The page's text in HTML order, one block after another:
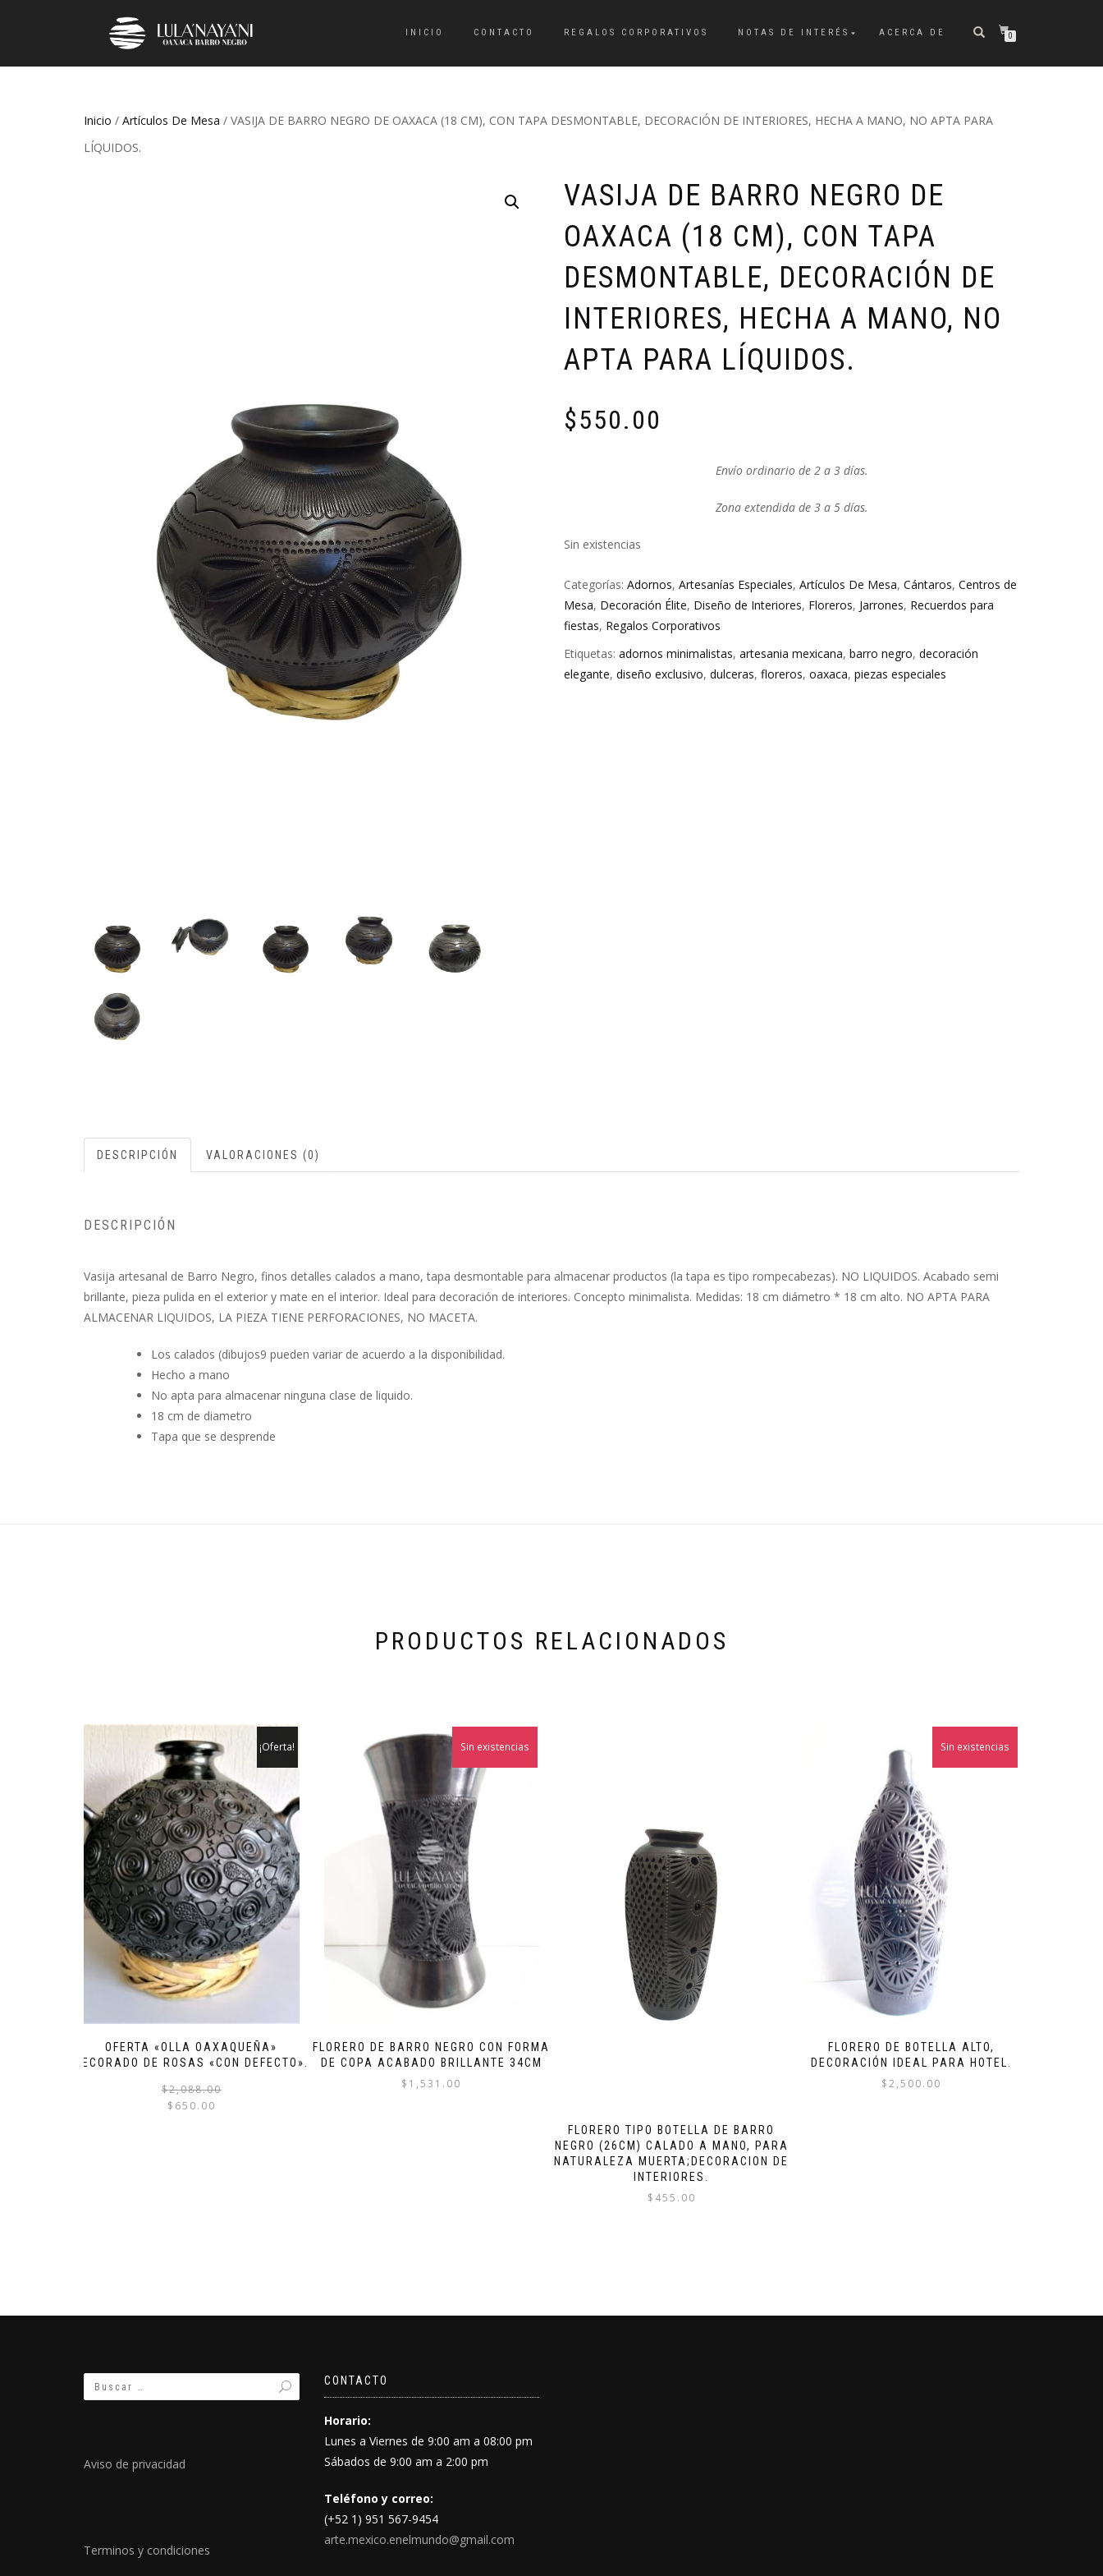
INICIO CONTACTO REGALOS CORPORATIVOS NOTAS DE INTERÉS ACERCA DE 0
Inicio / Artículos De Mesa / VASIJA DE BARRO NEGRO DE OAXACA (18 CM), CON TAPA DESMONTABLE, DECORACIÓN DE INTERIORES, HECHA A MANO, NO APTA PARA
LÍQUIDOS.
VASIJA DE BARRO NEGRO DE
OAXACA (18 CM), CON TAPA
DESMONTABLE, DECORACIÓN DE
INTERIORES, HECHA A MANO, NO
APTA PARA LÍQUIDOS.
$550.00
Envío ordinario de 2 a 3 días.
Zona extendida de 3 a 5 días.
Sin existencias
Categorías: Adornos, Artesanías Especiales, Artículos De Mesa, Cántaros, Centros de
Mesa, Decoración Élite, Diseño de Interiores, Floreros, Jarrones, Recuerdos para
fiestas, Regalos Corporativos
Etiquetas: adornos minimalistas, artesania mexicana, barro negro, decoración
elegante, diseño exclusivo, dulceras, floreros, oaxaca, piezas especiales
DESCRIPCIÓN VALORACIONES (0)
DESCRIPCIÓN
Vasija artesanal de Barro Negro, finos detalles calados a mano, tapa desmontable para almacenar productos (la tapa es tipo rompecabezas). NO LIQUIDOS. Acabado semi
brillante, pieza pulida en el exterior y mate en el interior. Ideal para decoración de interiores. Concepto minimalista. Medidas: 18 cm diámetro * 18 cm alto. NO APTA PARA
ALMACENAR LIQUIDOS, LA PIEZA TIENE PERFORACIONES, NO MACETA.
Los calados (dibujos9 pueden variar de acuerdo a la disponibilidad.
Hecho a mano
No apta para almacenar ninguna clase de liquido.
18 cm de diametro
Tapa que se desprende
PRODUCTOS RELACIONADOS
OFERTA «OLLA OAXAQUEÑA»
DECORADO DE ROSAS «CON DEFECTO».
¡Oferta!
$2,088.00
$ 650.00
FLORERO DE BARRO NEGRO CON FORMA
DE COPA ACABADO BRILLANTE 34CM
$ 1,531.00
Sin existencias
FLORERO TIPO BOTELLA DE BARRO
NEGRO (26CM) CALADO A MANO, PARA
NATURALEZA MUERTA;DECORACION DE
INTERIORES.
$ 455.00
FLORERO DE BOTELLA ALTO,
DECORACIÓN IDEAL PARA HOTEL.
$2,500.00
Sin existencias
Aviso de privacidad
Terminos y condiciones
CONTACTO
Horario:
Lunes a Viernes de 9:00 am a 08:00 pm
Sábados de 9:00 am a 2:00 pm
Teléfono y correo:
(+52 1) 951 567-9454
arte.mexico.enelmundo@gmail.com